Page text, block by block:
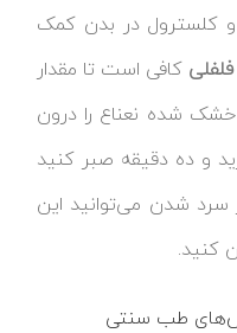
کلسترول در بدن کمک
کافی است تا مقدار
شده نعناع را درون
و ده دقیقه صبر کنید
سرد شدن می‌توانید این
کنید.
طب سنتی